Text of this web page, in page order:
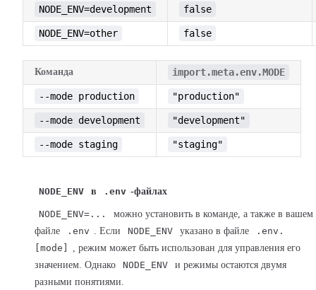
NODE_ENV=development false
NODE_ENV=other false
Команда import.meta.env.MODE
--mode production "production"
--mode development "development"
--mode staging "staging"
NODE_ENV в .env -файлах
NODE_ENV=...
можно установить в команде, а также в вашем
файле
.env . Если NODE_ENV указано в файле
.env.
[mode]
, режим может быть использован для управления его
значением. Однако
NODE_ENV
и режимы остаются двумя
разными понятиями.